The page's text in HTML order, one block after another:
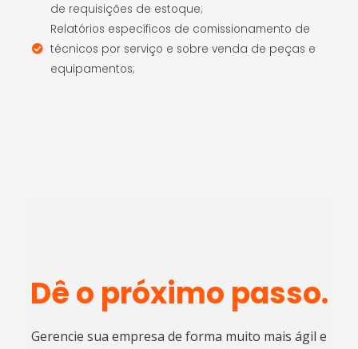
de requisições de estoque;
Relatórios específicos de comissionamento de
técnicos por serviço e sobre venda de peças e
equipamentos;
Dê o próximo passo.
Gerencie sua empresa de forma muito mais ágil e